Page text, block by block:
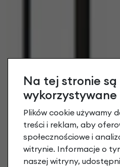
Na tej stronie są
Plików cookie używamy
treści i reklam, aby
społecznościowe i
witrynie. Informacje o
naszej witryny,